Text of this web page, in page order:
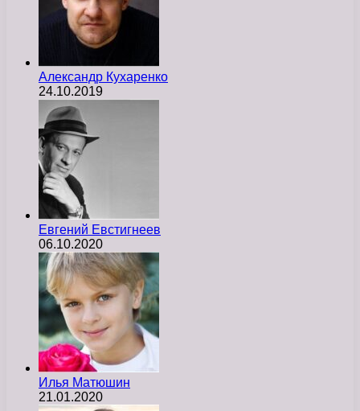
Александр Кухаренко
24.10.2019
Евгений Евстигнеев
06.10.2020
Илья Матюшин
21.01.2020